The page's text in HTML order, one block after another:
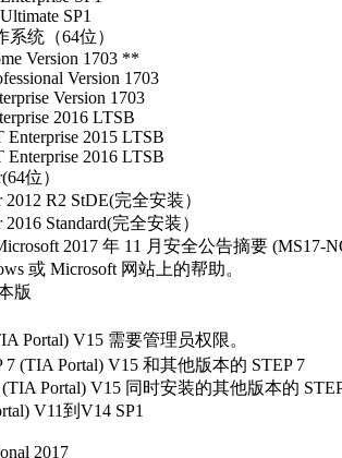
SP1
系统（64位）
Version 1703 **
Version 1703
Version 1703
2016 LTSB
Enterprise 2015 LTSB
Enterprise 2016 LTSB
位）
2012 R2 StDE(完全安装）
Standard(完全安装）
2017 年 11 月安全公告摘要
或 Microsoft 网站上的帮助。
版
Portal) V15 需要管理员权限。
7 (TIA Portal) V15 和其他版本的 STEP 7
Portal) V15 同时安装的其他版本的
V11到V14 SP1
2017